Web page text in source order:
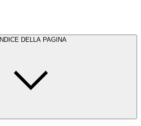
INDICE DELLA PAGINA